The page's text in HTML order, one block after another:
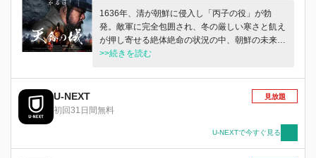
1636年、清が朝鮮に侵入し「丙子の役」が勃
発。敵軍に完全包囲され、冬の厳しい寒さと飢え
が押し寄せる絶体絶命の状況の中、朝鮮の未来を
見据えた大臣たちの意見は激しく対立する。平和
大臣チェ・ミョンギル（イ・ビョンホン）と、大
義を守るべく清と真っ向から戦うことを主張する
礼曹大臣のキム・サンソン（キム・サンソク）。
まる。抗戦か、降伏か。朝鮮王朝の運命は――!?
>>続きを読む
U-NEXT
初回31日間無料
見放題
U-NEXTで今すぐ見る